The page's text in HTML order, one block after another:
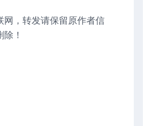
网，转发请保留原作者信
！